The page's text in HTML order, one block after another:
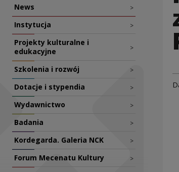
Nawigacja
News >
Instytucja >
Projekty kulturalne i
edukacyjne
>
Szkolenia i rozwój >
Dotacje i stypendia >
Wydawnictwo >
Badania >
Kordegarda. Galeria NCK >
Forum Mecenatu Kultury >